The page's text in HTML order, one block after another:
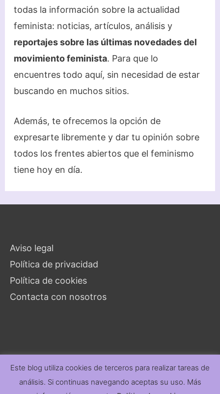
todas la información sobre la actualidad
feminista: noticias, artículos, análisis y
reportajes sobre las últimas novedades del
movimiento feminista. Para que lo
encuentres todo aquí, sin necesidad de estar
buscando en muchos sitios.
Además, te ofrecemos la opción de
expresarte libremente y dar tu opinión sobre
todos los frentes abiertos que el feminismo
tiene hoy en día.
Aviso legal
Política de privacidad
Política de cookies
Contacta con nosotros
Este blog utiliza cookies de terceros para realizar tareas de
análisis. Si continuas navegando aceptas su uso. Más